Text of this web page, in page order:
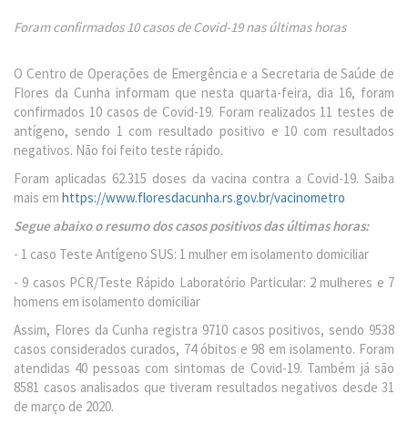
Foram confirmados 10 casos de Covid-19 nas últimas horas
O Centro de Operações de Emergência e a Secretaria de Saúde de
Flores da Cunha informam que nesta quarta-feira, dia 16, foram
confirmados 10 casos de Covid-19. Foram realizados 11 testes de
antígeno, sendo 1 com resultado positivo e 10 com resultados
negativos. Não foi feito teste rápido.
Foram aplicadas 62.315 doses da vacina contra a Covid-19. Saiba
mais em https://www.floresdacunha.rs.gov.br/vacinometro
Segue abaixo o resumo dos casos positivos das últimas horas:
- 1 caso Teste Antígeno SUS: 1 mulher em isolamento domiciliar
- 9 casos PCR/Teste Rápido Laboratório Particular: 2 mulheres e 7
homens em isolamento domiciliar
Assim, Flores da Cunha registra 9710 casos positivos, sendo 9538
casos considerados curados, 74 óbitos e 98 em isolamento. Foram
atendidas 40 pessoas com sintomas de Covid-19. Também já são
8581 casos analisados que tiveram resultados negativos desde 31
de março de 2020.